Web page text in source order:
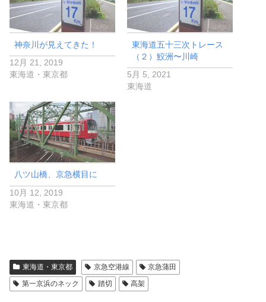
神奈川が見えてきた！
12月 21, 2019
東海道・東京都
東海道五十三次トレース
（２）鮫洲〜川崎
5月 5, 2021
東海道
八ツ山橋、京急横目に
10月 12, 2019
東海道・東京都
東海道・東京都 京急空港線
京急蒲田
第一京浜のネック
踏切 高架